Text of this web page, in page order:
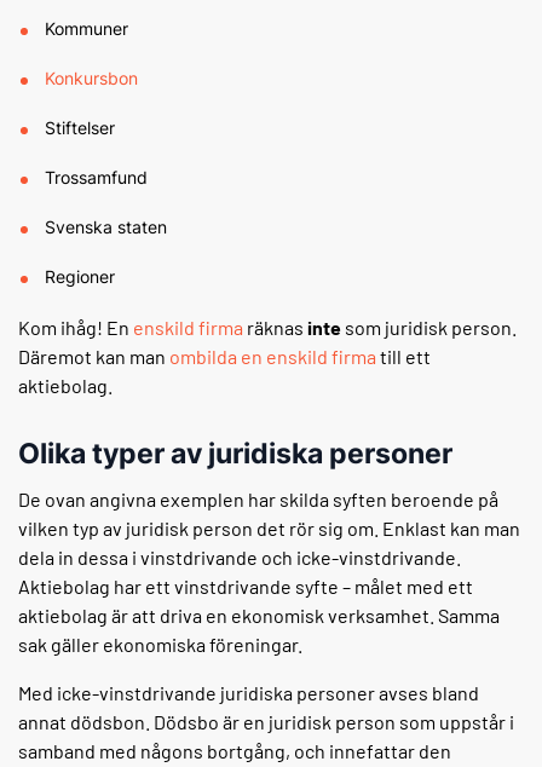
Kommuner
Konkursbon
Stiftelser
Trossamfund
Svenska staten
Regioner
Kom ihåg! En enskild firma räknas inte som juridisk person.
Däremot kan man ombilda en enskild firma till ett
aktiebolag.
Olika typer av juridiska personer
De ovan angivna exemplen har skilda syften beroende på
vilken typ av juridisk person det rör sig om. Enklast kan man
dela in dessa i vinstdrivande och icke-vinstdrivande.
Aktiebolag har ett vinstdrivande syfte – målet med ett
aktiebolag är att driva en ekonomisk verksamhet. Samma
sak gäller ekonomiska föreningar.
Med icke-vinstdrivande juridiska personer avses bland
annat dödsbon. Dödsbo är en juridisk person som uppstår i
samband med någons bortgång, och innefattar den